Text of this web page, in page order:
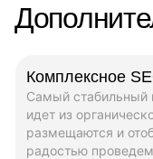
Комплексное
Самый стабильный
идет из
размещаются и
радостью